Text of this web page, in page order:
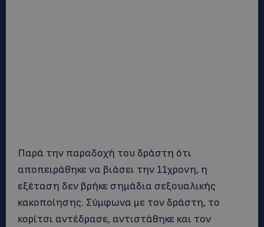
Παρά την παραδοχή του δράστη ότι
αποπειράθηκε να βιάσει την 11χρονη, η
εξέταση δεν βρήκε σημάδια σεξουαλικής
κακοποίησης. Σύμφωνα με τον δράστη, το
κορίτσι αντέδρασε, αντιστάθηκε και τον